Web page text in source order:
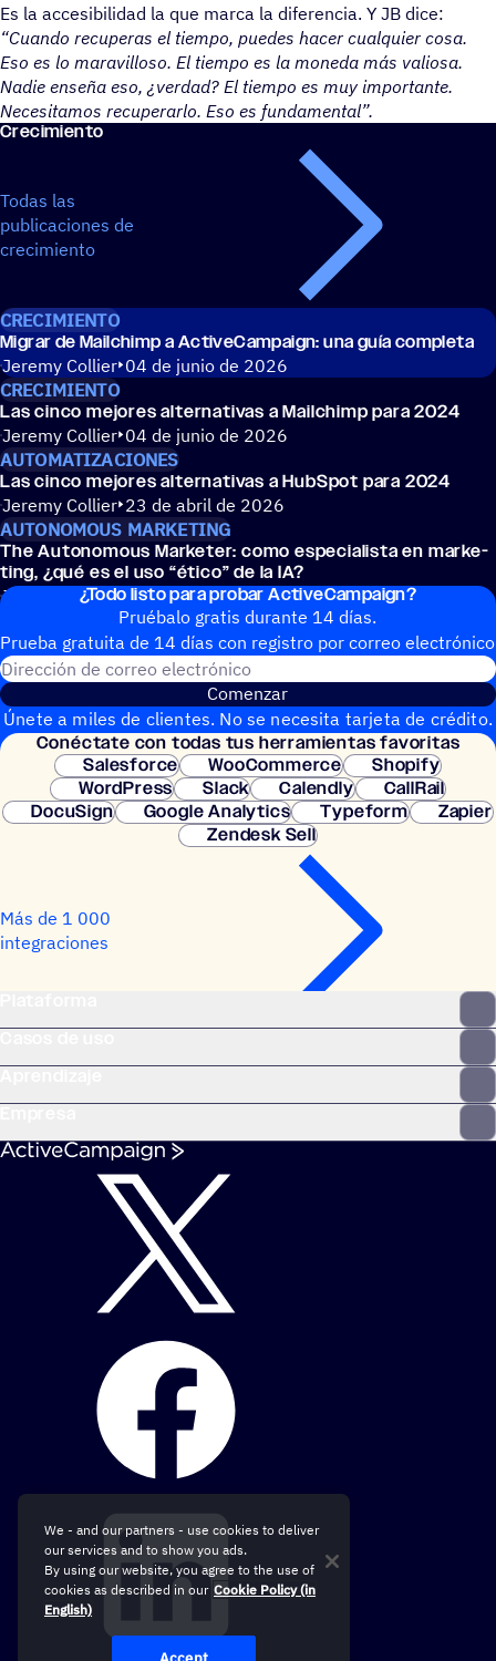
Es la accesibilidad la que marca la diferencia. Y JB dice:
“Cuando recuperas el tiempo, puedes hacer cualquier cosa.
Eso es lo maravilloso. El tiempo es la moneda más valiosa.
Nadie enseña eso, ¿verdad? El tiempo es muy importante.
Necesitamos recuperarlo. Eso es fundamental”.
Creci­miento
Todas las
publicaciones de
crecimiento
CRECIMIENTO
Migrar de Mail­chimp a ActiveCampaign: una guía completa
Jeremy Collier 04 de junio de 2026
CRECIMIENTO
Las cinco mejores alter­na­ti­vas a Mail­chimp para 2024
Jeremy Collier 04 de junio de 2026
AUTOMATIZACIONES
Las cinco mejores alter­na­ti­vas a HubSpot para 2024
Jeremy Collier 23 de abril de 2026
AUTONOMOUS MARKETING
The Auto­no­mous Marke­ter: como espe­cia­lista en marke­
ting, ¿qué es el uso “ético” de la IA?
Jessica Lawlor 09 de diciembre de 2025
¿Todo listo para probar ActiveCampaign?
Pruébalo gratis durante 14 días.
Prueba gratuita de 14 días con regis­tro por correo electrónico
Dirección de correo electrónico
Comenzar
Únete a miles de clientes. No se necesita tarjeta de crédito.
Configuración instantánea.
Conéc­tate con todas tus herramientas favoritas
Salesforce
WooCommerce
Shopify
WordPress
Slack Calendly
CallRail
DocuSign
Google Analytics Typeform
Zapier
Zendesk Sell
Más de 1 000
integraciones
We - and our partners - use cookies to deliver
our services and to show you ads.
By using our website, you agree to the use of
cookies as described in our Cookie Policy (in
English)